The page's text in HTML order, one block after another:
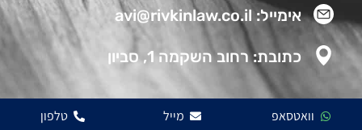
אימייל: avi@rivkinlaw.co.il
כתובת: רחוב השקמה 1, סביון
וואטסאפ מייל טלפון